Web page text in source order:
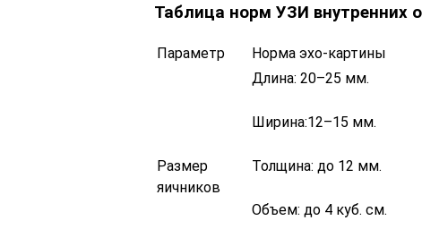
Таблица норм УЗИ внутренних
Параметр Норма эхо-картины
Размер
яичников
Длина: 20–25 мм.
Ширина:12–15 мм.
Толщина: до 12 мм.
Объем: до 4 куб. см.